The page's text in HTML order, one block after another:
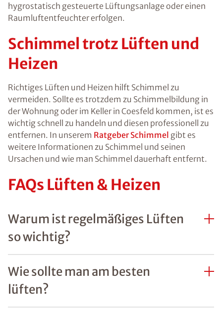
hygrostatisch gesteuerte Lüftungsanlage oder einen
Raumluftentfeuchter erfolgen.
Schimmel trotz Lüften und
Heizen
Richtiges Lüften und Heizen hilft Schimmel zu
vermeiden. Sollte es trotzdem zu Schimmelbildung in
der Wohnung oder im Keller in Coesfeld kommen, ist es
wichtig schnell zu handeln und diesen professionell zu
entfernen. In unserem Ratgeber Schimmel gibt es
weitere Informationen zu Schimmel und seinen
Ursachen und wie man Schimmel dauerhaft entfernt.
FAQs Lüften & Heizen
Warum ist regelmäßiges Lüften
so wichtig?
Wie sollte man am besten
lüften?